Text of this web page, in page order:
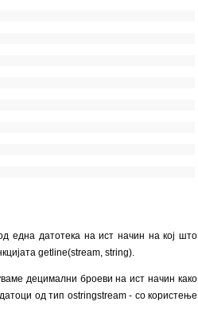
една датотека на ист начин на кој што
getline(stream, string).
децимални броеви на ист начин како
од тип ostringstream - со користење